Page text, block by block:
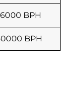
BPH
BPH